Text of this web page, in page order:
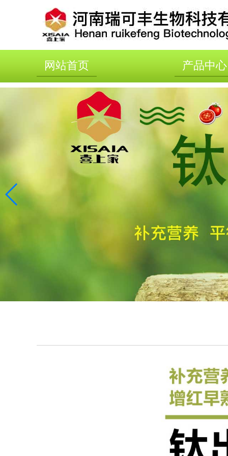
网站首页 产品中心